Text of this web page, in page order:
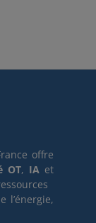
offre
OT, IA et
l’énergie,